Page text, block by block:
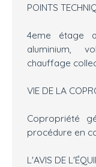
POINTS
4eme étage
aluminium,
chauffage
VIE DE LA
Copropriété
procédure en
L'AVIS DE